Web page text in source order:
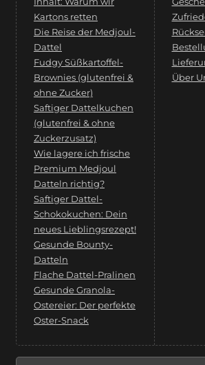
Kartons retten
Die Reise der Medjoul-
Dattel
Fudgy Süßkartoffel-
Brownies (glutenfrei &
ohne Zucker)
Saftiger Dattelkuchen
(glutenfrei & ohne
Zuckerzusatz)
Wie lagere ich frische
Premium Medjoul
Datteln richtig?
Saftiger Dattel-
Schokokuchen: Dein
neues Lieblingsrezept!
Gesunde Bounty-
Datteln
Flache Dattel-Pralinen
Gesunde Granola-
Ostereier: Der perfekte
Oster-Snack
Über